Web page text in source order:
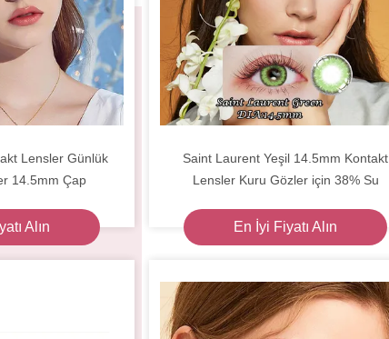
Lensler Günlük
14.5mm Çap
Alın
Saint Laurent Yeşil 14.5mm Kontakt
Lensler Kuru Gözler için 38% Su
En İyi Fiyatı Alın